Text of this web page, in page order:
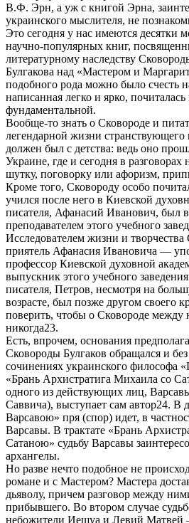
В.Ф. Эрн, а уж с книгой Эрна,
украинского мыслителя, не
Это сегодня у нас имеются десятки
научно-популярных книг,
литературному наследству
Булгакова над «Мастером и
подобного рода можно было счесть
написанная легко и ярко,
фундаментальной.
Вообще-то знать о Сковороде и
легендарной жизни странствующего
должен был с детства: ведь оно
Украине, где и сегодня в
шутку, поговорку или афоризм,
Кроме того, Сковороду особо
учился после него в Киевской
писателя, Афанасий Иванович, был
преподавателем этого учебного
Исследователем жизни и творчества
приятель Афанасия Ивановича —
профессор Киевской духовной
выпускник этого учебного
писателя, Петров, несмотря на
возрасте, был позже другом своего
поверить, чтобы о Сковороде
никогда23.
Есть, впрочем, основания
Сковороды Булгаков обращался и
сочинениях украинского философа
«Брань Архистратига Михаила со
одного из действующих лиц,
Саввича), выступает сам автор24. В
Варсавою» пря (спор) идет, в
Варсавы. В трактате «Брань
Сатаною» судьбу Варсавы
архангелы.
Но разве нечто подобное не
романе и с Мастером? Мастера
дьяволу, причем разговор между
прибывшего. Во втором случае
небожители Иешуа и Левий Матвей